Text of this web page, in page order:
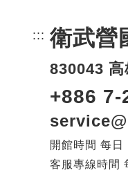
::: 頁尾網站資訊
衛武營
830043
+886 7-
開館時間 每日
客服專線時間